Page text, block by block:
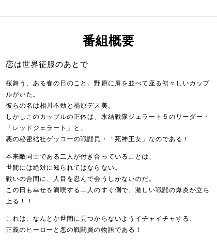
番組概要
恋は世界征服のあとで
桜舞う、ある春の日のこと。野原に肩を並べて座る初々しいカップ
ルがいた。
彼らの名は相川不動と禍原デス美。
しかしこのカップルの正体は、氷結戦隊ジェラート５のリーダー・
「レッドジェラート」と、
悪の秘密結社ゲッコーの戦闘員・「死神王女」なのである！
本来敵同士である二人が付き合っていることは、
世間には絶対に知られてはならない。
戦いの合間に、人目を忍んで会うしかないのだ。
この日も幸せを満喫する二人のすぐ側で、激しい戦闘の爆炎が立ち
上る！！
これは、なんとか世間に見つからないようイチャイチャする、
正義のヒーローと悪の戦闘員の物語である！